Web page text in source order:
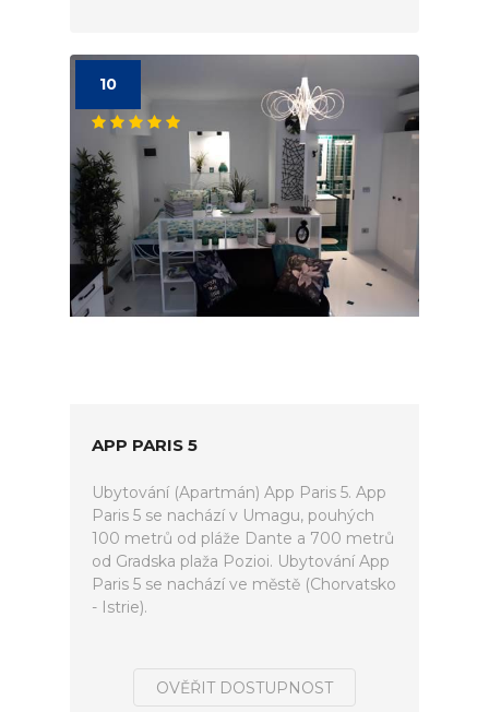
10
APP PARIS 5
Ubytování (Apartmán) App Paris 5. App
Paris 5 se nachází v Umagu, pouhých
100 metrů od pláže Dante a 700 metrů
od Gradska plaža Pozioi. Ubytování App
Paris 5 se nachází ve městě (Chorvatsko
- Istrie).
OVĚŘIT DOSTUPNOST